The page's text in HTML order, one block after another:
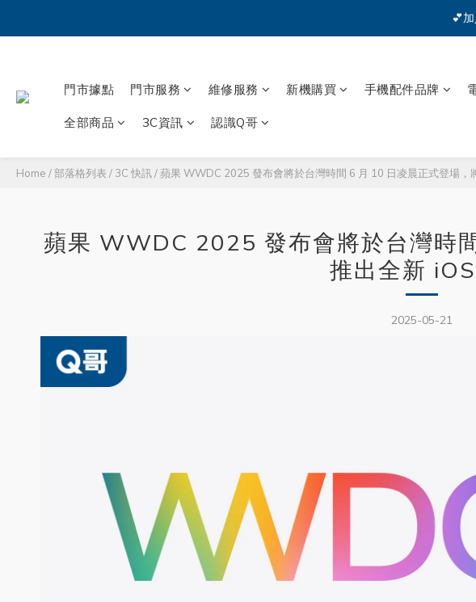
💕
門市據點 門市服務 維修服務 新機購買 手機配件品牌
全部商品 3C資訊 認識Q哥
Home /部落格列表 / 3C 快訊/蘋果 WWDC 2025 發布會將於台灣時間 6 月 10 日凌晨正式登場，
蘋果 WWDC 2025 發布會將於台灣時
推出全新
2025-05-21